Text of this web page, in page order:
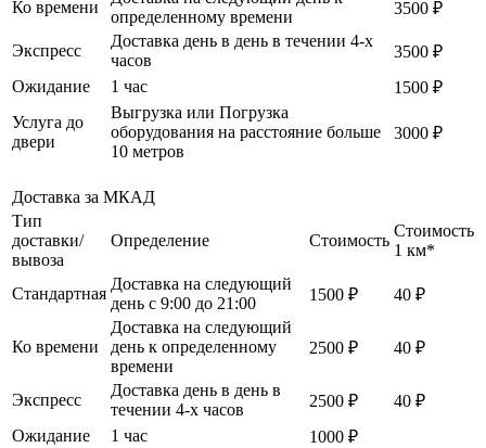
Ко времени
определенному времени
3500 ₽
Экспресс
Доставка день в день в течении 4-х
часов
3500 ₽
Ожидание
1 час
1500 ₽
Услуга до
двери
Выгрузка или Погрузка
оборудования на расстояние больше
10 метров
3000 ₽
Доставка за МКАД
Тип
доставки/
вывоза
Определение Стоимость
Стоимость
1 км*
Стандартная
Доставка на следующий
день с 9:00 до 21:00
1500 ₽ 40 ₽
Ко времени
Доставка на следующий
день к определенному
времени
2500 ₽ 40 ₽
Экспресс
Доставка день в день в
течении 4-х часов
2500 ₽
40 ₽
Ожидание
1 час 1000 ₽